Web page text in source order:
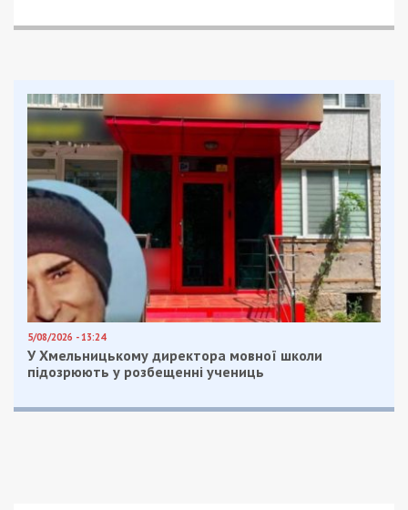
фотографувала на телефонну камеру військові
В обмін на виконання всіх ворожих завдань
агентка отримала від куратора “гарантії”
допомоги з її виїздом до РФ через треті країни.
Утім, співробітники СБУ зірвали плани ворога і
затримали зловмисницю. Під час обшуків у неї
вилучили телефон і планшет, які вона
використовувала для комунікації з ворогом.
На підставі доказів, зібраних слідчими Служби
безпеки, суд визнав агентку винною за ч. 2 ст.
111 Кримінального кодексу України (державна
зрада, вчинена в умовах воєнного стану).
Нагадаємо, раніше ми повідомляли про те, що
15 років тюрми отримав посадовець АТ
“Укртелеком”, який передав ворогу інформацію